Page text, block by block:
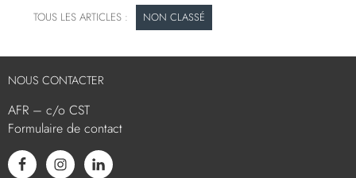
NON CLASSÉ
NOUS CONTACTER
AFR – c/o CST
Formulaire de contact